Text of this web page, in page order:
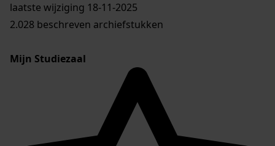
laatste wijziging 18-11-2025
2.028 beschreven archiefstukken
Mijn Studiezaal